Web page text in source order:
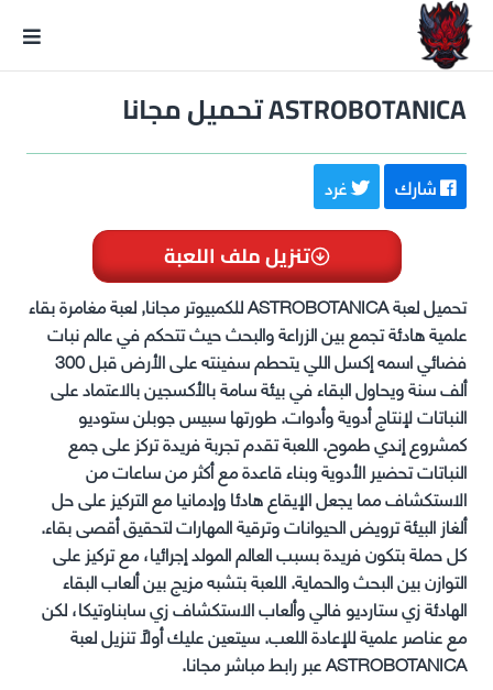
ASTROBOTANICA تحميل مجانا
شارك غرد
تنزيل ملف اللعبة
تحميل لعبة ASTROBOTANICA للكمبيوتر مجانا, لعبة مغامرة بقاء
علمية هادئة تجمع بين الزراعة والبحث حيث تتحكم في عالم نبات
فضائي اسمه إكسل اللي يتحطم سفينته على الأرض قبل 300
ألف سنة ويحاول البقاء في بيئة سامة بالأكسجين بالاعتماد على
النباتات لإنتاج أدوية وأدوات. طورتها سبيس جوبلن ستوديو
كمشروع إندي طموح. اللعبة تقدم تجربة فريدة تركز على جمع
النباتات تحضير الأدوية وبناء قاعدة مع أكثر من ساعات من
الاستكشاف مما يجعل الإيقاع هادئا وإدمانيا مع التركيز على حل
ألغاز البيئة ترويض الحيوانات وترقية المهارات لتحقيق أقصى بقاء.
كل حملة بتكون فريدة بسبب العالم المولد إجرائيا، مع تركيز على
التوازن بين البحث والحماية. اللعبة بتشبه مزيج بين ألعاب البقاء
الهادئة زي ستارديو فالي وألعاب الاستكشاف زي سابناوتيكا، لكن
مع عناصر علمية للإعادة اللعب. سيتعين عليك أولاً تنزيل لعبة
ASTROBOTANICA عبر رابط مباشر مجانا.